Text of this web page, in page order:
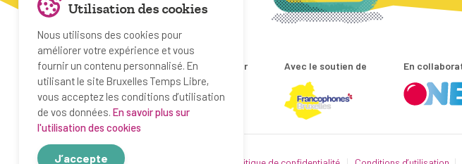
Projet réalisé par Avec le soutien de En
Utilisation des cookies
Nous utilisons des cookies pour
améliorer votre expérience et vous
fournir un contenu personnalisé. En
utilisant le site Bruxelles Temps Libre,
vous acceptez les conditions d’utilisation
de vos données. En savoir plus sur
l'utilisation des cookies
J’accepte